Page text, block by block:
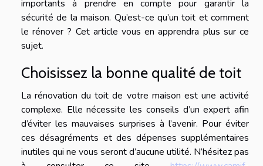
importants à prendre en compte pour garantir la
sécurité de la maison. Qu’est-ce qu’un toit et comment
le rénover ? Cet article vous en apprendra plus sur ce
sujet.
Choisissez la bonne qualité de toit
La rénovation du toit de votre maison est une activité
complexe. Elle nécessite les conseils d’un expert afin
d’éviter les mauvaises surprises à l’avenir. Pour éviter
ces désagréments et des dépenses supplémentaires
inutiles qui ne vous seront d’aucune utilité. N’hésitez pas